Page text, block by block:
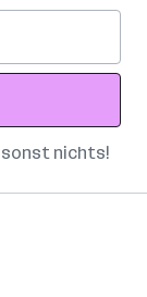
sonst nichts!